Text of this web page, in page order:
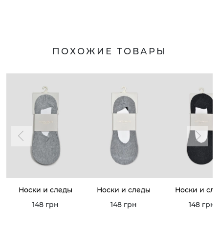
ПОХОЖИЕ ТОВАРЫ
Носки и следы
148 грн
Носки и следы
148 грн
Носки и
148 грн